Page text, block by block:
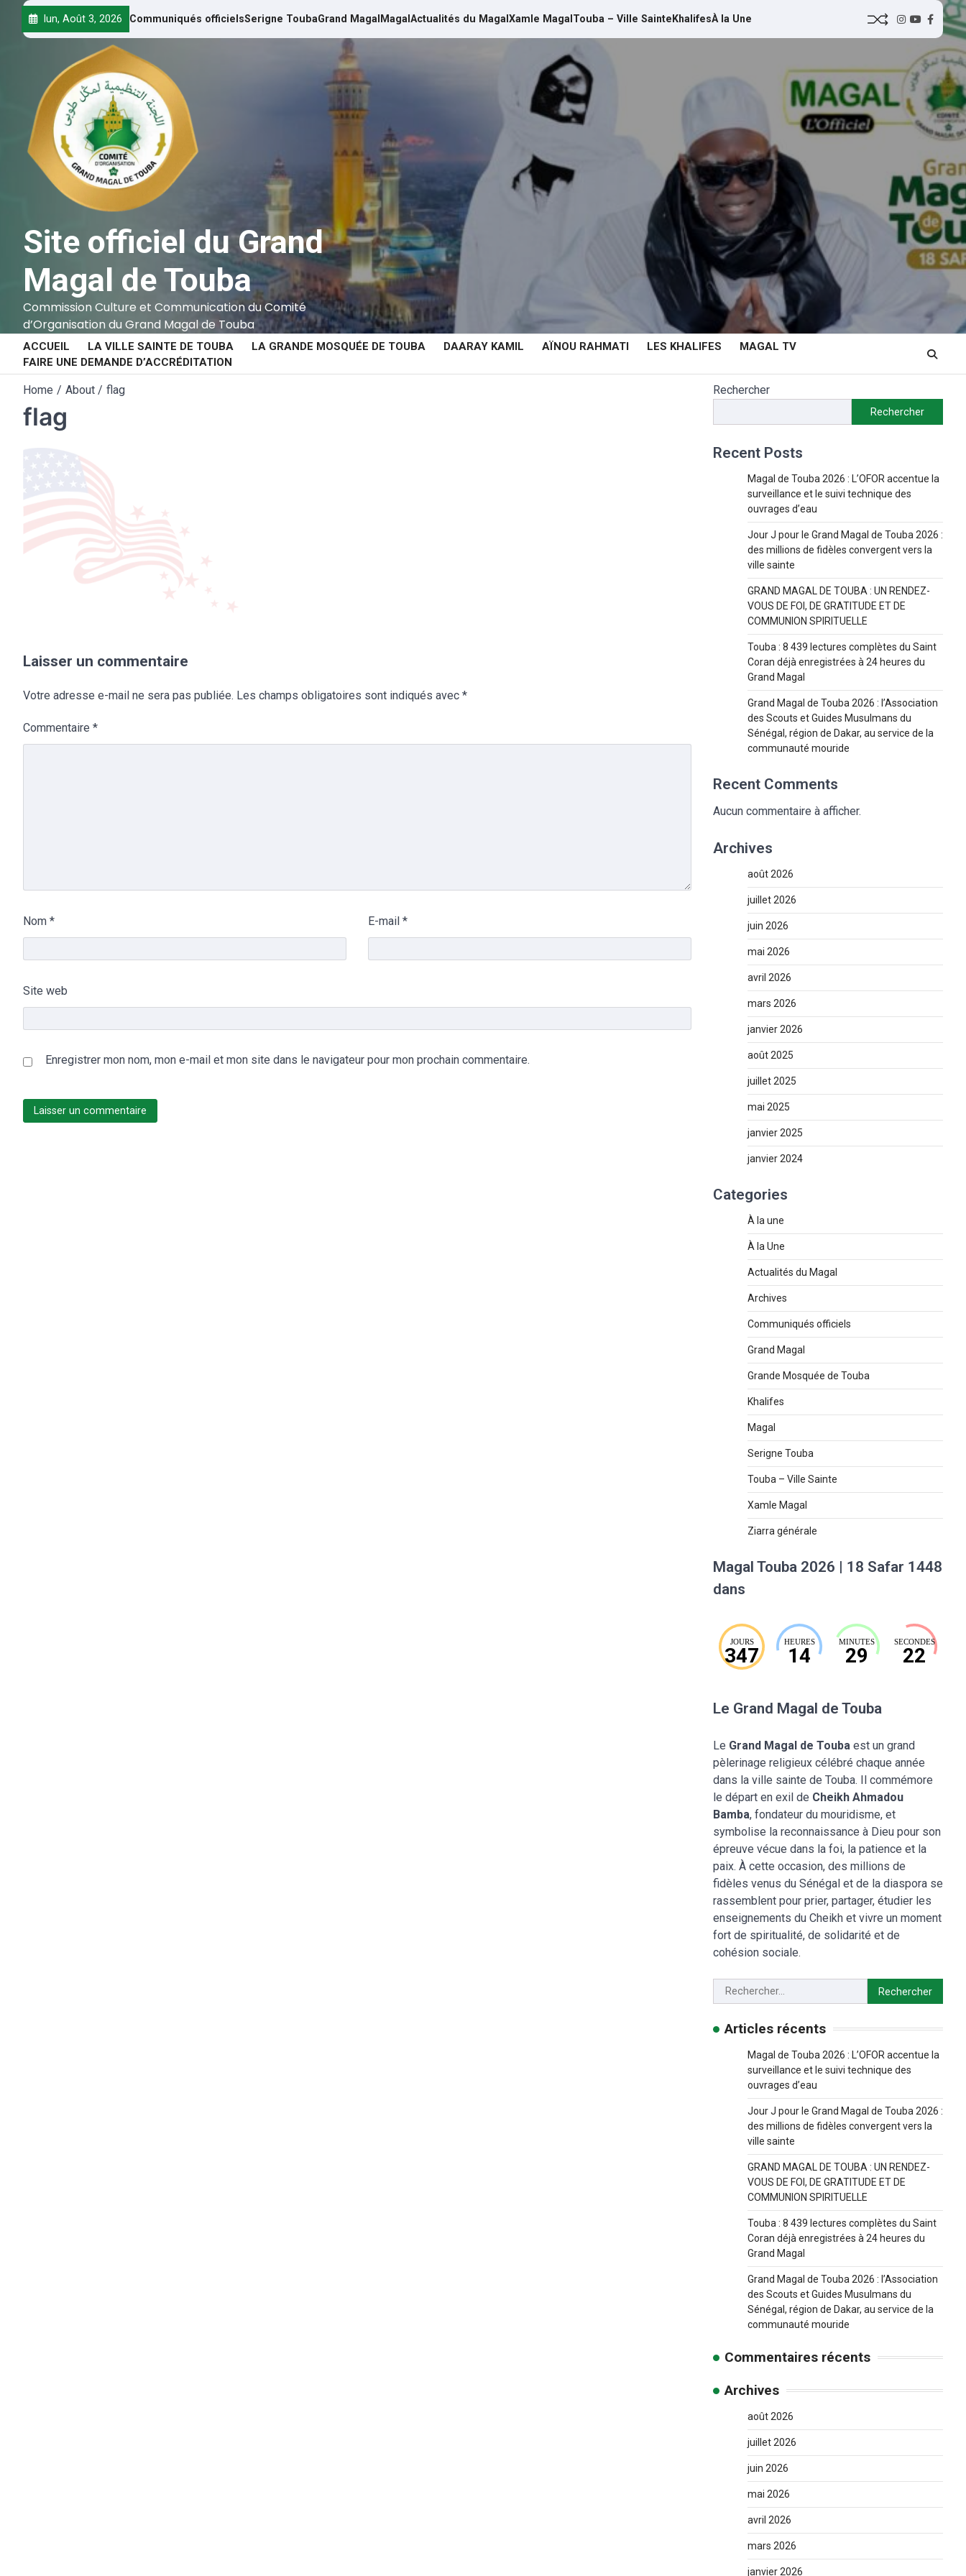
lun, Août 3, 2026 Communiqués officielsSerigne ToubaGrand Magal Magal Actualités du Magal Xamle Magal Touba – Ville Sainte KhalifesÀ la Une
Site officiel du Grand
Magal de Touba
Commission Culture et Communication du Comité
d’Organisation du Grand Magal de Touba
ACCUEIL LA VILLE SAINTE DE TOUBA LA GRANDE MOSQUÉE DE TOUBA DAARAY KAMIL AÏNOU RAHMATI LES KHALIFES
MAGAL TV
FAIRE UNE DEMANDE D’ACCRÉDITATION
Home About flag
flag
Laisser un commentaire
Votre adresse e-mail ne sera pas publiée. Les champs obligatoires sont indiqués avec *
Commentaire *
Nom * E-mail *
Site web
Enregistrer mon nom, mon e-mail et mon site dans le navigateur pour mon prochain commentaire.
Rechercher
Rechercher
Recent Posts
Magal de Touba 2026 : L’OFOR accentue la
surveillance et le suivi technique des
ouvrages d’eau
Jour J pour le Grand Magal de Touba 2026 :
des millions de fidèles convergent vers la
ville sainte
GRAND MAGAL DE TOUBA : UN RENDEZ-
VOUS DE FOI, DE GRATITUDE ET DE
COMMUNION SPIRITUELLE
Touba : 8 439 lectures complètes du Saint
Coran déjà enregistrées à 24 heures du
Grand Magal
Grand Magal de Touba 2026 : l’Association
des Scouts et Guides Musulmans du
Sénégal, région de Dakar, au service de la
communauté mouride
Recent Comments
Aucun commentaire à afficher.
Archives
août 2026
juillet 2026
juin 2026
mai 2026
avril 2026
mars 2026
janvier 2026
août 2025
juillet 2025
mai 2025
janvier 2025
janvier 2024
Categories
À la une
À la Une
Actualités du Magal
Archives
Communiqués officiels
Grand Magal
Grande Mosquée de Touba
Khalifes
Magal
Serigne Touba
Touba – Ville Sainte
Xamle Magal
Ziarra générale
Magal Touba 2026 | 18 Safar 1448
dans
JOURS
347
HEURES
14
MINUTES
29
SECONDES
21
Le Grand Magal de Touba
Le Grand Magal de Touba est un grand
pèlerinage religieux célébré chaque année
dans la ville sainte de Touba. Il commémore
le départ en exil de Cheikh Ahmadou
Bamba, fondateur du mouridisme, et
symbolise la reconnaissance à Dieu pour son
épreuve vécue dans la foi, la patience et la
paix. À cette occasion, des millions de
fidèles venus du Sénégal et de la diaspora se
rassemblent pour prier, partager, étudier les
enseignements du Cheikh et vivre un moment
fort de spiritualité, de solidarité et de
cohésion sociale.
Articles récents
Magal de Touba 2026 : L’OFOR accentue la
surveillance et le suivi technique des
ouvrages d’eau
Jour J pour le Grand Magal de Touba 2026 :
des millions de fidèles convergent vers la
ville sainte
GRAND MAGAL DE TOUBA : UN RENDEZ-
VOUS DE FOI, DE GRATITUDE ET DE
COMMUNION SPIRITUELLE
Touba : 8 439 lectures complètes du Saint
Coran déjà enregistrées à 24 heures du
Grand Magal
Grand Magal de Touba 2026 : l’Association
des Scouts et Guides Musulmans du
Sénégal, région de Dakar, au service de la
communauté mouride
Commentaires récents
Archives
août 2026
juillet 2026
juin 2026
mai 2026
avril 2026
mars 2026
janvier 2026